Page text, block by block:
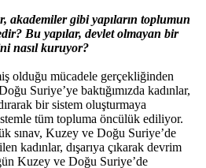
akademiler gibi yapıların toplumun
Bu yapılar, devlet olmayan bir
nasıl kuruyor?
olduğu mücadele gerçekliğinden
Suriye’ye baktığımızda kadınlar,
bir sistem oluşturmaya
tüm topluma öncülük ediliyor.
sınav, Kuzey ve Doğu Suriye’de
kadınlar, dışarıya çıkarak devrim
Kuzey ve Doğu Suriye’de